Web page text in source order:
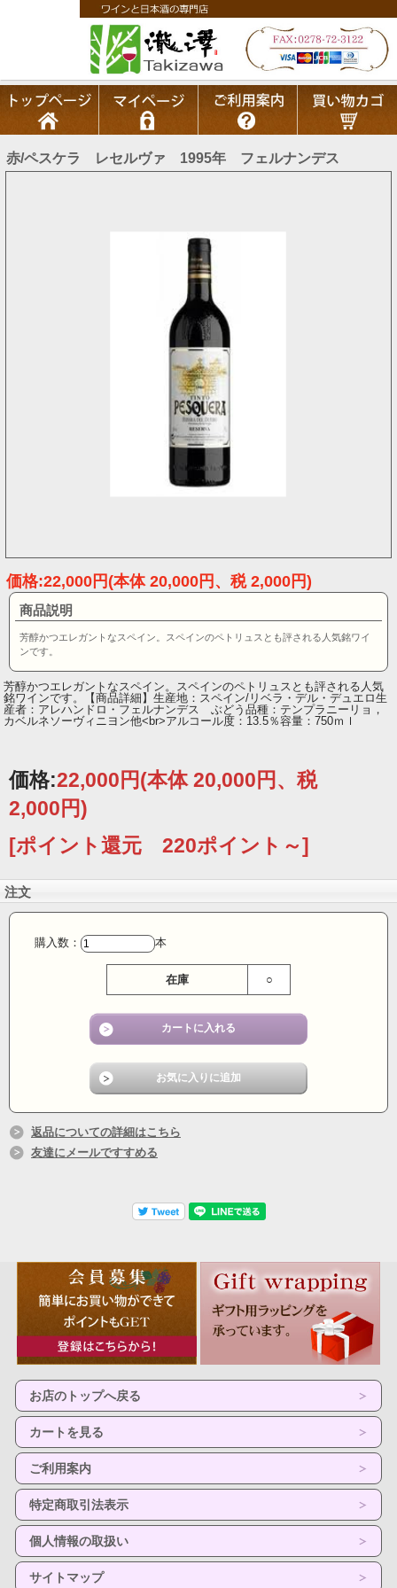
赤/ペスケラ レセルヴァ 1995年 フェルナンデス
価格:22,000円(本体 20,000円、税 2,000円)
商品説明
芳醇かつエレガントなスペイン。スペインのペトリュスとも評される人気銘ワイ
ンです。
芳醇かつエレガントなスペイン。スペインのペトリュスとも評される人気
銘ワインです。【商品詳細】生産地：スペイン/リベラ・デル・デュエロ生
産者：アレハンドロ・フェルナンデス ぶどう品種：テンプラニーリョ，
カベルネソーヴィニヨン他<br>アルコール度：13.5％容量：750ｍｌ
価格:22,000円(本体 20,000円、税
2,000円)
[ポイント還元 220ポイント～]
注文
購入数： 本
在庫 ○
返品についての詳細はこちら
友達にメールですすめる
お店のトップへ戻る
カートを見る
ご利用案内
特定商取引法表示
個人情報の取扱い
サイトマップ